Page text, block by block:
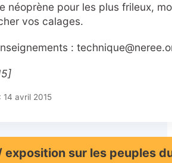
néoprène pour les plus frileux,
vos calages.
:
14 avril 2015
exposition sur les peuples